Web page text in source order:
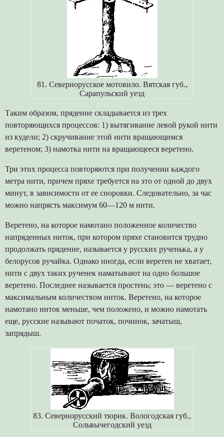
81. Севернорусское мотовило. Вятская губ.,
Сарапульский уезд
Таким образом, прядение складывается из трех
повторяющихся процессов: 1) вытягивание левой рукой нити
из кудели; 2) скручивание этой нити вращающимся
веретеном; 3) намотка нити на вращающееся веретено.
Три этих процесса повторяются при получении каждого
метра нити, причем пряхе требуется на это от одной до двух
минут, в зависимости от ее сноровки. Следовательно, за час
можно напрясть максимум 60—120 м нити.
Веретено, на которое намотано положенное количество
напряденных ниток, при котором пряхе становится трудно
продолжать прядение, называется у русских рученька, а у
белорусов ручайка. Однако иногда, если веретен не хватает,
нити с двух таких рученек наматывают на одно большое
веретено. Последнее называется простень; это — веретено с
максимальным количеством ниток. Веретено, на которое
намотано ниток меньше, чем положено, и можно намотать
еще, русские называют початок, починок, зачатыш,
запрядыш.
83. Севернорусский тюрик. Вологодская губ.,
Сольвычегодский уезд